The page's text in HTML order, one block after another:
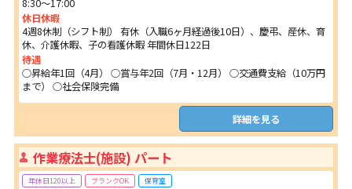
8:30～17:00
休日休暇
4週8休制（シフト制） 有休（入職6ヶ月経過後10日）、慶弔、産休、育
休、介護休暇、子の看護休暇 年間休日122日
待遇
○昇給年1回（4月） ○賞与年2回（7月・12月） ○交通費支給（10万円
まで） ○社会保険完備
詳細を見る
作業療法士(施設) パート
年休日120以上 ブランクOK 保育室